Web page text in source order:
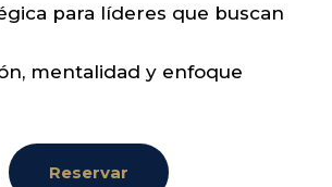
para líderes que buscan
mentalidad y enfoque
Reservar